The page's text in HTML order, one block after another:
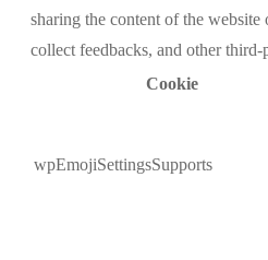
sharing the content of the website
collect feedbacks, and other third-
Cookie
wpEmojiSettingsSupports